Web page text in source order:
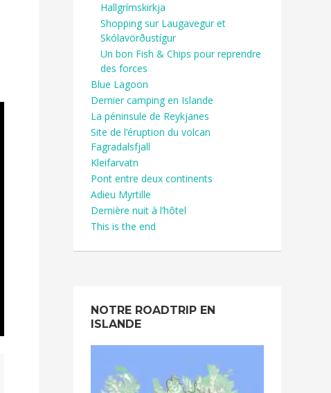
Hallgrímskirkja
Shopping sur Laugavegur et
Skólavörðustígur
Un bon Fish & Chips pour reprendre
des forces
Blue Lagoon
Dernier camping en Islande
La péninsule de Reykjanes
Site de l’éruption du volcan
Fagradalsfjall
Kleifarvatn
Pont entre deux continents
Adieu Myrtille
Dernière nuit à l’hôtel
This is the end
NOTRE ROADTRIP EN
ISLANDE